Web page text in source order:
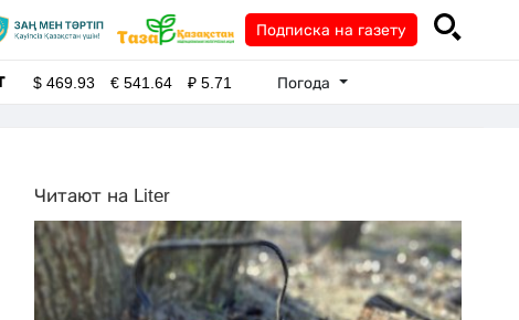
Подписка на газету
$469.93 €541.64 ₽5.71 Погода
Читают на Liter